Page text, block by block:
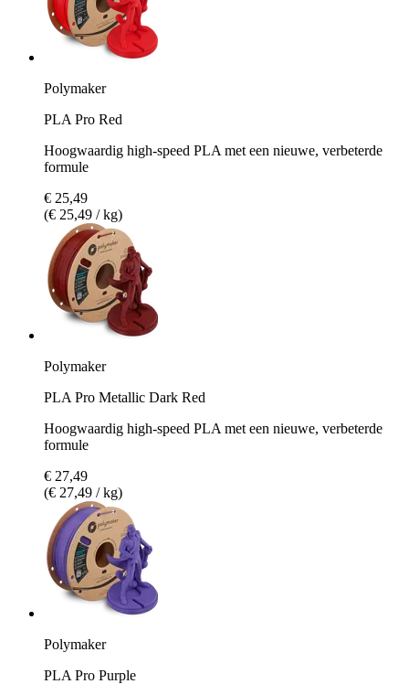
Polymaker
PLA Pro Red
Hoogwaardig high-speed PLA met een nieuwe, verbeterde
formule
€ 25,49
(€ 25,49 / kg)
Polymaker
PLA Pro Metallic Dark Red
Hoogwaardig high-speed PLA met een nieuwe, verbeterde
formule
€ 27,49
(€ 27,49 / kg)
Polymaker
PLA Pro Purple